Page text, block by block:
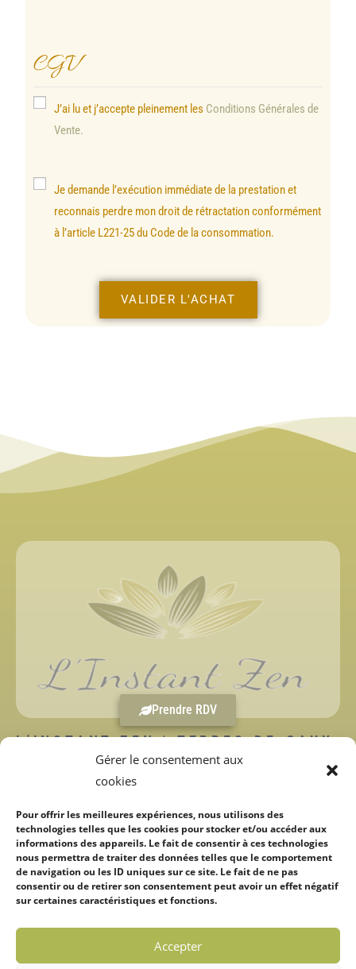
Gérer le consentement aux
cookies
Pour offrir les meilleures expériences, nous utilisons des
technologies telles que les cookies pour stocker et/ou accéder aux
informations des appareils. Le fait de consentir à ces technologies
nous permettra de traiter des données telles que le comportement
de navigation ou les ID uniques sur ce site. Le fait de ne pas
consentir ou de retirer son consentement peut avoir un effet négatif
sur certaines caractéristiques et fonctions.
Accepter
CGV
J’ai lu et j’accepte pleinement les Conditions Générales de
Vente.
Je demande l’exécution immédiate de la prestation et
reconnais perdre mon droit de rétractation conformément
à l’article L221-25 du Code de la consommation.
Prendre RDV
L'INSTANT ZEN | TERRES-DE-CAUX
996 Route du Beau Soleil
Auzouville-Auberbosc
laurareflexologie76@gmail.com
Masseuse agréée par la Fédération française de massages bien-être
à la Fédération française des réflexologues (FFR).